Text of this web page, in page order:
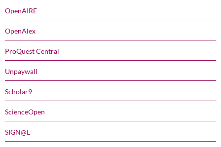
OpenAIRE
OpenAlex
ProQuest Central
Unpaywall
Scholar9
ScienceOpen
SIGN@L